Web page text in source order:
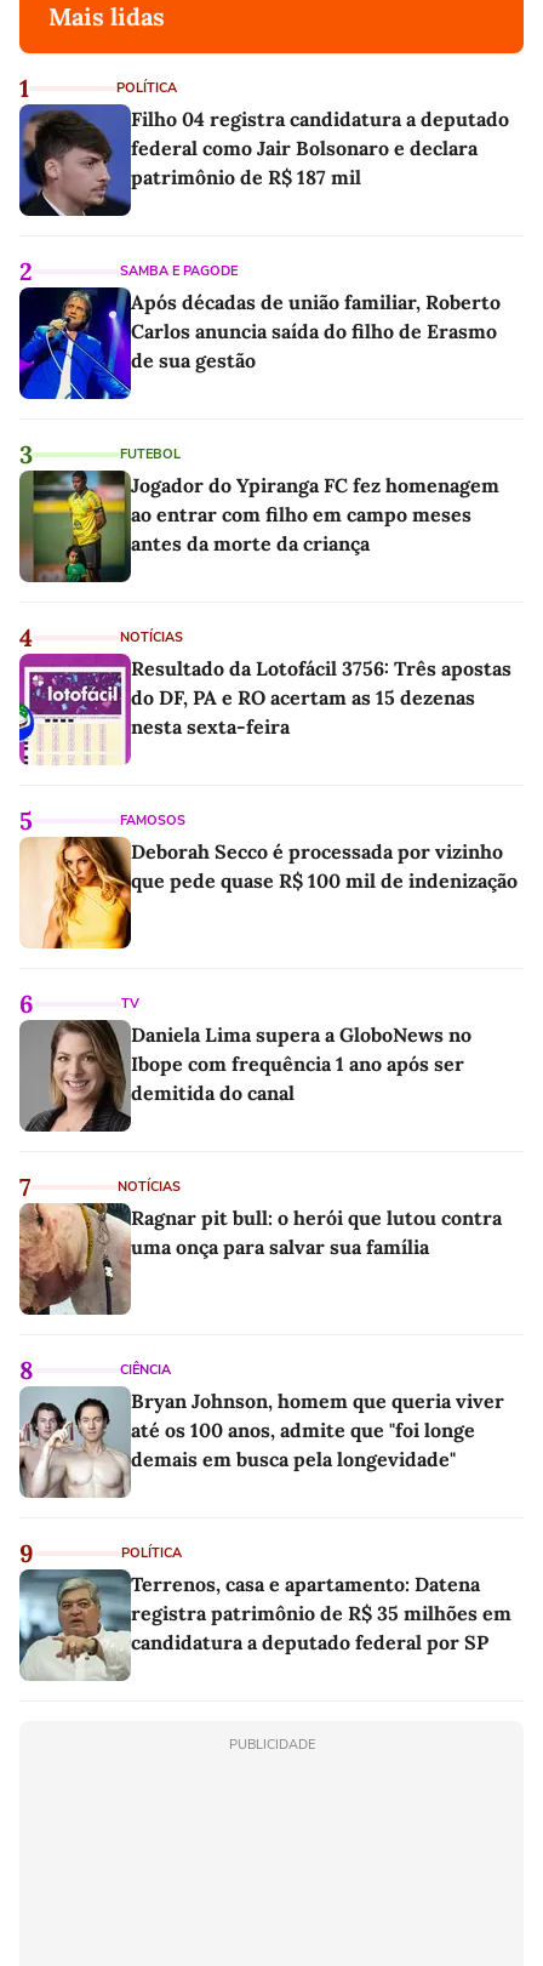
Mais lidas
1 POLÍTICA
Filho 04 registra candidatura a deputado
federal como Jair Bolsonaro e declara
patrimônio de R$ 187 mil
2 SAMBA E PAGODE
Após décadas de união familiar, Roberto
Carlos anuncia saída do filho de Erasmo
de sua gestão
3 FUTEBOL
Jogador do Ypiranga FC fez homenagem
ao entrar com filho em campo meses
antes da morte da criança
4 NOTÍCIAS
Resultado da Lotofácil 3756: Três apostas
do DF, PA e RO acertam as 15 dezenas
nesta sexta-feira
5 FAMOSOS
Deborah Secco é processada por vizinho
que pede quase R$ 100 mil de indenização
6 TV
Daniela Lima supera a GloboNews no
Ibope com frequência 1 ano após ser
demitida do canal
7 NOTÍCIAS
Ragnar pit bull: o herói que lutou contra
uma onça para salvar sua família
8 CIÊNCIA
Bryan Johnson, homem que queria viver
até os 100 anos, admite que "foi longe
demais em busca pela longevidade"
9 POLÍTICA
Terrenos, casa e apartamento: Datena
registra patrimônio de R$ 35 milhões em
candidatura a deputado federal por SP
PUBLICIDADE